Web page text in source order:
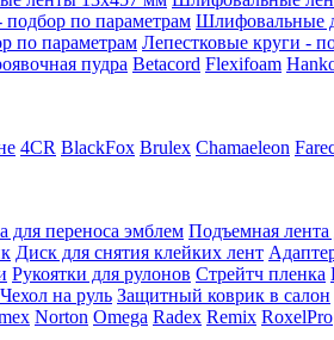
по параметрам Шлифовальные
по параметрам Лепестковые круги -
пудра Betacord Flexifoam
4CR BlackFox Brulex Chamaeleon
для переноса эмблем Подъемная лента
Диск для снятия клейких лент
Рукоятки для рулонов Стрейтч пленка
Чехол на руль Защитный коврик в салон
Norton Omega Radex Remix RoxelPro